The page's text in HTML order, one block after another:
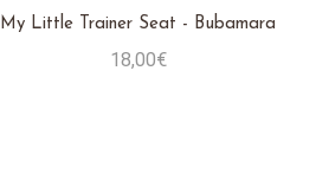
My Little Trainer Seat - Bubamara
18,00€